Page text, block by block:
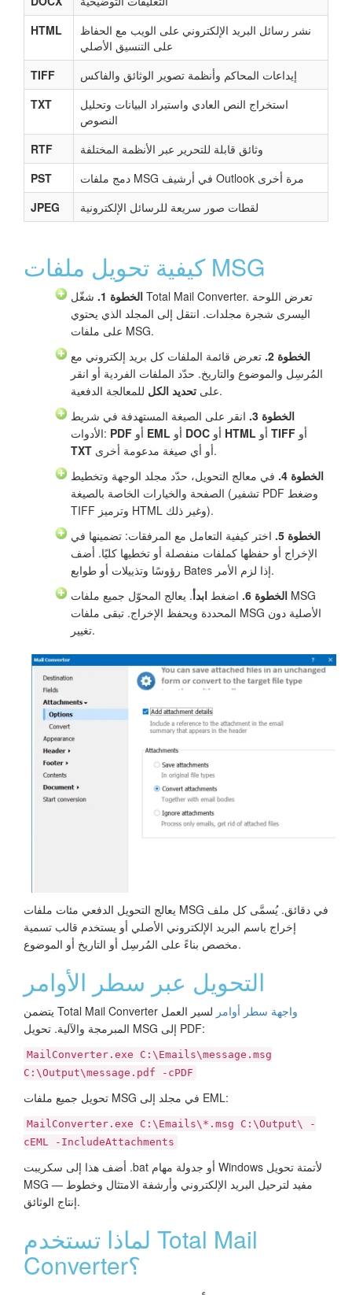
HTML
نشر رسائل البريد الإلكتروني على الويب مع الحفاظ
على التنسيق الأصلي
TIFF
إيداعات المحاكم وأنظمة تصوير الوثائق والفاكس
TXT
استخراج النص العادي واستيراد البيانات وتحليل
النصوص
RTF
وثائق قابلة للتحرير عبر الأنظمة المختلفة
PST
دمج ملفات MSG في أرشيف Outlook مرة أخرى
JPEG
لقطات صور سريعة للرسائل الإلكترونية
كيفية تحويل ملفات MSG
الخطوة 1.
شغّل Total Mail Converter. تعرض اللوحة
اليسرى شجرة مجلدات. انتقل إلى المجلد الذي يحتوي
على ملفات MSG.
الخطوة 2.
تعرض قائمة الملفات كل بريد إلكتروني مع
المُرسِل والموضوع والتاريخ. حدّد الملفات الفردية أو انقر
على تحديد الكل
للمعالجة الدفعية.
الخطوة 3.
انقر على الصيغة المستهدفة في شريط
الأدوات: PDF EML DOC HTML TIFF أو
TXT
أو أي صيغة مدعومة أخرى.
الخطوة 4.
في معالج التحويل، حدّد مجلد الوجهة وتخطيط
الصفحة والخيارات الخاصة بالصيغة (تشفير PDF وضغط
TIFF وترميز HTML وغير ذلك).
الخطوة 5.
اختر كيفية التعامل مع المرفقات: تضمينها في
الإخراج أو حفظها كملفات منفصلة أو تخطيها كليًا. أضف
رؤوسًا وتذييلات أو طوابع Bates إذا لزم الأمر.
الخطوة 6.
اضغط ابدأ. يعالج المحوّل جميع ملفات MSG
المحددة ويحفظ الإخراج. تبقى ملفات MSG الأصلية دون
تغيير.
يعالج التحويل الدفعي مئات ملفات MSG في دقائق. يُسمَّى كل ملف
إخراج باسم البريد الإلكتروني الأصلي أو يستخدم قالب تسمية
مخصص بناءً على المُرسِل أو التاريخ أو الموضوع.
التحويل عبر سطر الأوامر
يتضمن Total Mail Converter واجهة سطر أوامر لسير العمل
المبرمجة والآلية. تحويل MSG إلى PDF:
MailConverter.exe C:\Emails\message.msg
C:\Output\message.pdf -cPDF
تحويل جميع ملفات MSG في مجلد إلى EML:
MailConverter.exe C:\Emails\*.msg C:\Output\ -
cEML -IncludeAttachments
أضف هذا إلى سكريبت .bat أو جدولة مهام Windows لأتمتة تحويل
MSG — مفيد لترحيل البريد الإلكتروني وأرشفة الامتثال وخطوط
إنتاج الوثائق.
لماذا تستخدم Total Mail
Converter؟